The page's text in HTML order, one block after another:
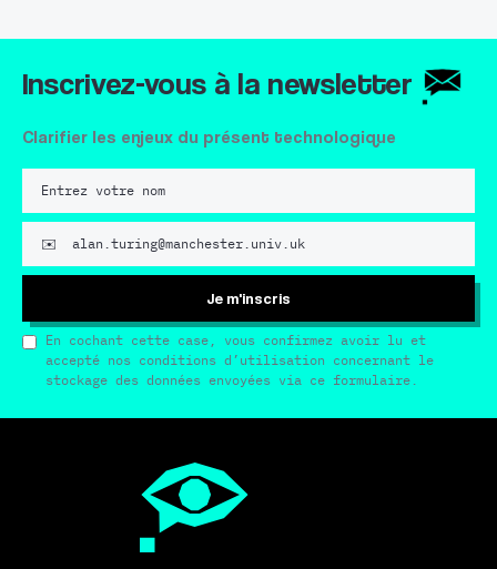
Inscrivez-vous à la newsletter
Clarifier les enjeux du présent technologique
Je m'inscris
En cochant cette case, vous confirmez avoir lu et
accepté nos conditions d’utilisation concernant le
stockage des données envoyées via ce formulaire.